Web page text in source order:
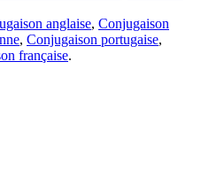
anglaise, Conjugaison
, Conjugaison portugaise,
française.